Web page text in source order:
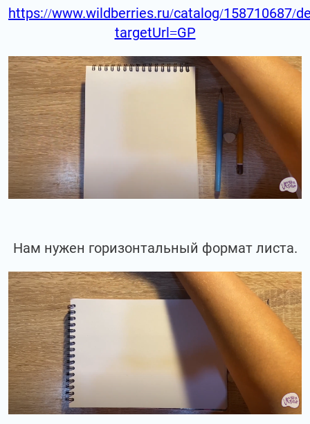
https://www.wildberries.ru/catalog/158710687/
targetUrl=GP
Нам нужен горизонтальный формат листа.